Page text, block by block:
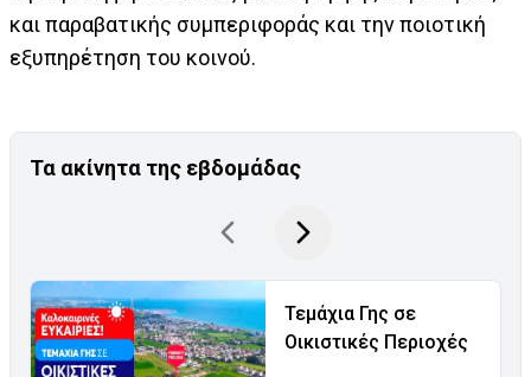
και παραβατικής συμπεριφοράς και την ποιοτική
εξυπηρέτηση του κοινού.
Τα ακίνητα της εβδομάδας
Τεμάχια Γης σε
Οικιστικές Περιοχές